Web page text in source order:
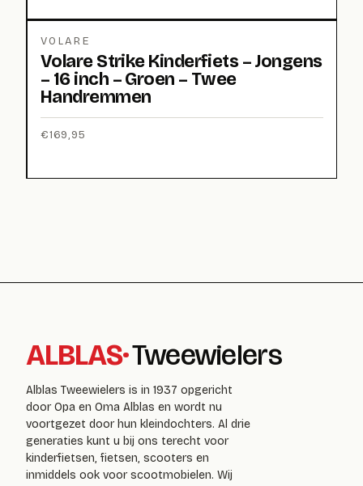
VOLARE
Volare Strike Kinderfiets – Jongens
– 16 inch – Groen – Twee
Handremmen
€169,95
ALBLAS·Tweewielers
Alblas Tweewielers is in 1937 opgericht
door Opa en Oma Alblas en wordt nu
voortgezet door hun kleindochters. Al drie
generaties kunt u bij ons terecht voor
kinderfietsen, fietsen, scooters en
inmiddels ook voor scootmobielen. Wij